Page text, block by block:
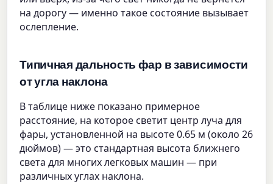
на дорогу — именно такое состояние вызывает
ослепление.
Типичная дальность фар в зависимости
от угла наклона
В таблице ниже показано примерное
расстояние, на которое светит центр луча для
фары, установленной на высоте 0.65 м (около 26
дюймов) — это стандартная высота ближнего
света для многих легковых машин — при
различных углах наклона.